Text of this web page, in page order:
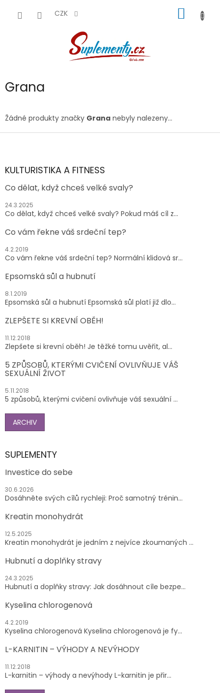
CZK
KOŠÍK
Grana
Žádné produkty značky Grana nebyly nalezeny...
Z
aKULTURISTIKA A FITNESS
Co dělat, když chceš velké svaly?
24.3.2025
Co dělat, když chceš velké svaly? Pokud máš cíl z...
Co vám řekne váš srdeční tep?
4.2.2019
Co vám řekne váš srdeční tep? Normální klidová sr...
Epsomská sůl a hubnutí
8.1.2019
Epsomská sůl a hubnutí Epsomská sůl platí již dlo...
ZLEPŠETE SI KREVNÍ OBĚH!
11.12.2018
Zlepšete si krevní oběh! Je těžké tomu uvěřit, al...
5 ZPŮSOBŮ, KTERÝMI CVIČENÍ OVLIVŇUJE VÁŠ
SEXUÁLNÍ ŽIVOT
5.11.2018
5 způsobů, kterými cvičení ovlivňuje váš sexuální ...
ARCHIV
SUPLEMENTY
Investice do sebe
30.6.2026
Dosáhněte svých cílů rychleji: Proč samotný trénin...
Kreatin monohydrát
12.5.2025
Kreatin monohydrát je jedním z nejvíce zkoumaných ...
Hubnutí a doplňky stravy
24.3.2025
Hubnutí a doplňky stravy: Jak dosáhnout cíle bezpe...
Kyselina chlorogenová
4.2.2019
Kyselina chlorogenová Kyselina chlorogenová je fy...
L-KARNITIN – VÝHODY A NEVÝHODY
11.12.2018
L-karnitin – výhody a nevýhody L-karnitin je přir...